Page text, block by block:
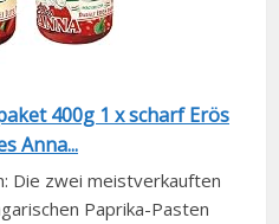
400g 1 x scharf Erös
Anna...
Die zwei meistverkauften
Paprika-Pasten